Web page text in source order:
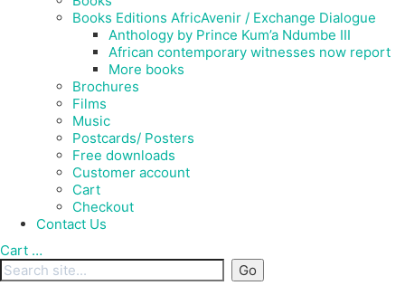
Books Editions AfricAvenir / Exchange Dialogue
Anthology by Prince Kum’a Ndumbe III
African contemporary witnesses now report
More books
Brochures
Films
Music
Postcards/ Posters
Free downloads
Customer account
Cart
Checkout
Contact Us
Cart …